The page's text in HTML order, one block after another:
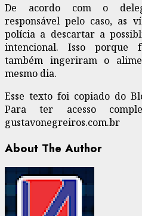
De acordo com o
responsável pelo caso, as
polícia a descartar a
intencional. Isso porque
também ingeriram o
mesmo dia.
Esse texto foi copiado do
Para ter acesso
gustavonegreiros.com.br
About The Author